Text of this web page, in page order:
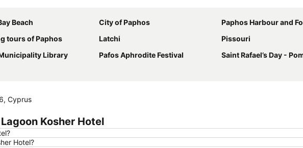
Beach City of Paphos
Paphos Harbour and
tours of Paphos Latchi
Pissouri
Library Pafos Aphrodite Festival
Saint Rafael’s Day -
Cyprus
Kosher Hotel
Hotel?